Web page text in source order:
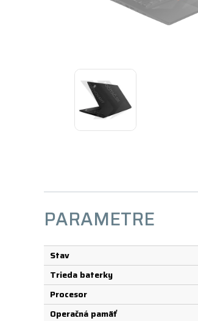
PARAMETRE
Stav
Trieda baterky
Procesor
Operačná pamäť